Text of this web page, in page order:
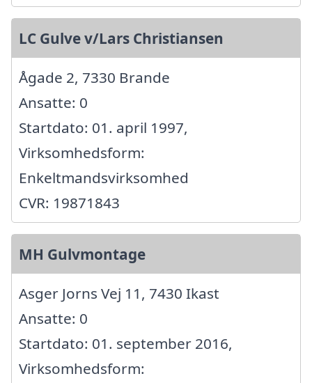
LC Gulve v/Lars Christiansen
Ågade 2, 7330 Brande
Ansatte: 0
Startdato: 01. april 1997,
Virksomhedsform:
Enkeltmandsvirksomhed
CVR: 19871843
MH Gulvmontage
Asger Jorns Vej 11, 7430 Ikast
Ansatte: 0
Startdato: 01. september 2016,
Virksomhedsform: